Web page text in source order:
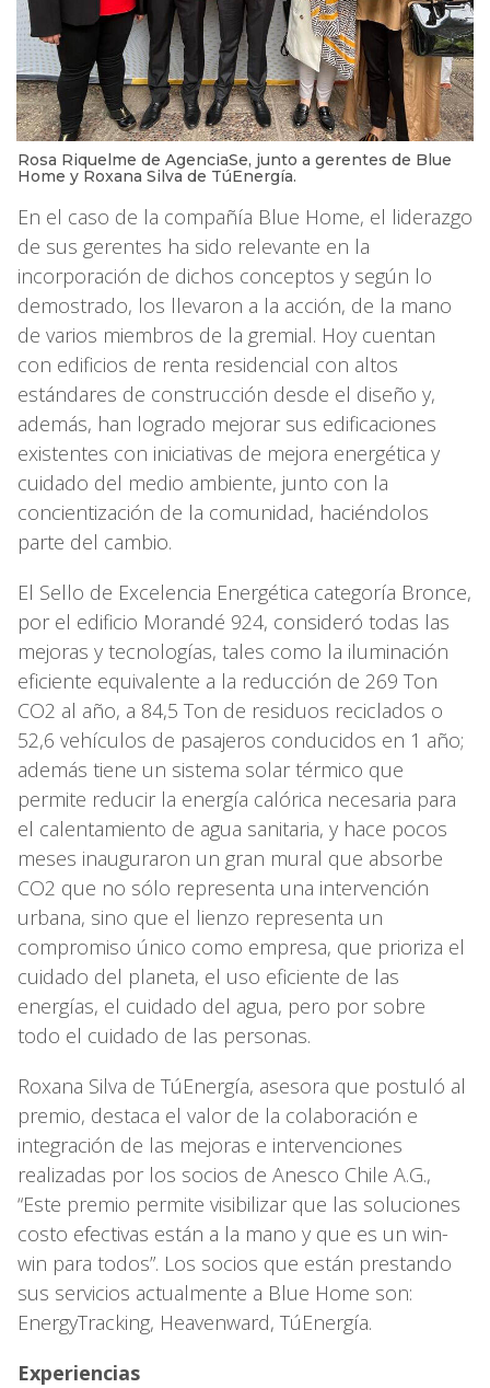
Rosa Riquelme de AgenciaSe, junto a gerentes de Blue
Home y Roxana Silva de TúEnergía.
En el caso de la compañía Blue Home, el liderazgo
de sus gerentes ha sido relevante en la
incorporación de dichos conceptos y según lo
demostrado, los llevaron a la acción, de la mano
de varios miembros de la gremial. Hoy cuentan
con edificios de renta residencial con altos
estándares de construcción desde el diseño y,
además, han logrado mejorar sus edificaciones
existentes con iniciativas de mejora energética y
cuidado del medio ambiente, junto con la
concientización de la comunidad, haciéndolos
parte del cambio.
El Sello de Excelencia Energética categoría Bronce,
por el edificio Morandé 924, consideró todas las
mejoras y tecnologías, tales como la iluminación
eficiente equivalente a la reducción de 269 Ton
CO2 al año, a 84,5 Ton de residuos reciclados o
52,6 vehículos de pasajeros conducidos en 1 año;
además tiene un sistema solar térmico que
permite reducir la energía calórica necesaria para
el calentamiento de agua sanitaria, y hace pocos
meses inauguraron un gran mural que absorbe
CO2 que no sólo representa una intervención
urbana, sino que el lienzo representa un
compromiso único como empresa, que prioriza el
cuidado del planeta, el uso eficiente de las
energías, el cuidado del agua, pero por sobre
todo el cuidado de las personas.
Roxana Silva de TúEnergía, asesora que postuló al
premio, destaca el valor de la colaboración e
integración de las mejoras e intervenciones
realizadas por los socios de Anesco Chile A.G.,
“Este premio permite visibilizar que las soluciones
costo efectivas están a la mano y que es un win-
win para todos”. Los socios que están prestando
sus servicios actualmente a Blue Home son:
EnergyTracking, Heavenward, TúEnergía.
Experiencias